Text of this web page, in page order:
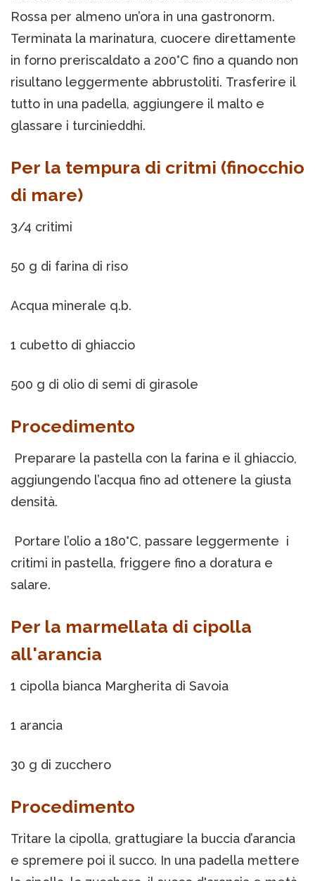
Rossa per almeno un’ora in una gastronorm.
Terminata la marinatura, cuocere direttamente
in forno preriscaldato a 200°C fino a quando non
risultano leggermente abbrustoliti. Trasferire il
tutto in una padella, aggiungere il malto e
glassare i turcinieddhi.
Per la tempura di critmi (finocchio
di mare)
3/4 critimi
50 g di farina di riso
Acqua minerale q.b.
1 cubetto di ghiaccio
500 g di olio di semi di girasole
Procedimento
Preparare la pastella con la farina e il ghiaccio,
aggiungendo l’acqua fino ad ottenere la giusta
densità.
Portare l’olio a 180°C, passare leggermente i
critimi in pastella, friggere fino a doratura e
salare.
Per la marmellata di cipolla
all'arancia
1 cipolla bianca Margherita di Savoia
1 arancia
30 g di zucchero
Procedimento
Tritare la cipolla, grattugiare la buccia d’arancia
e spremere poi il succo. In una padella mettere